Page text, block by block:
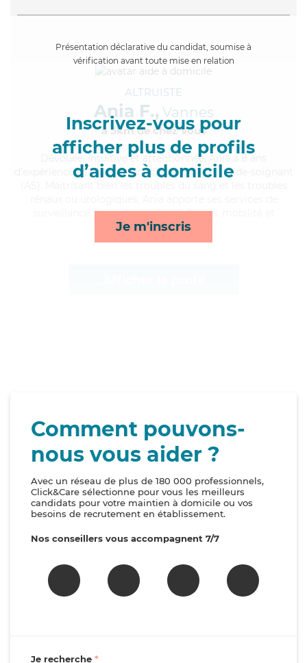
Présentation déclarative du candidat, soumise à
vérification avant toute mise en relation
Inscrivez-vous pour
afficher plus de profils
d’aides à domicile
Je m'inscris
ALTRUISTE
Ania F., Vannes
à 5km de chez Vous
, intuitive et attentionnée, Ania a 8 ans
d'expérience et possède un diplôme d'Etat d'aide-soignant
surveillance de nuit, compagnie/loisirs, mobilité et
lever/coucher*
Comment pouvons-
nous vous aider ?
Avec un réseau de plus de 180 000 professionnels,
Click&Care sélectionne pour vous les meilleurs
candidats pour votre maintien à domicile ou vos
besoins de recrutement en établissement.
Nos conseillers vous accompagnent 7/7
Je recherche